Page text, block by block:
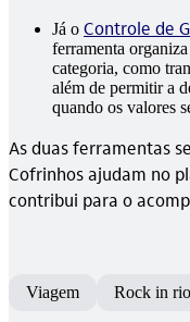
Já o Controle de
ferramenta
categoria, como
além de permitir a
quando os valores
As duas ferramentas
Cofrinhos ajudam no
contribui para o
Viagem Rock in rio